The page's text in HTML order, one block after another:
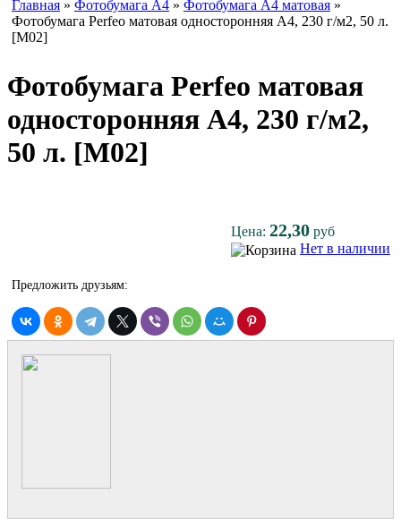
Главная » Фотобумага A4 » Фотобумага A4 матовая »
Фотобумага Perfeo матовая односторонняя A4, 230 г/м2, 50 л.
[M02]
Фотобумага Perfeo матовая
односторонняя A4, 230 г/м2,
50 л. [M02]
Цена: 22,30 руб
Нет в наличии
Предложить друзьям: